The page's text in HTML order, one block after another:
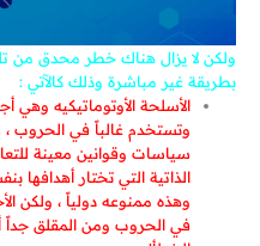
ولكن لا يزال هناك خطر محدق من
بطريقة غير مباشرة وذلك كالآتي :
الأسلحة الأوتوماتيكيه
وتستخدم غالباً في الحروب
سياسات وقوانين معينة
الذاتية التي تختار
وهذه ممنوعه دولياً ، ولكن
في الحروب ومن المقلق